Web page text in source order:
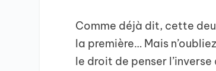
Comme déjà dit, cette
la première… Mais
le droit de penser